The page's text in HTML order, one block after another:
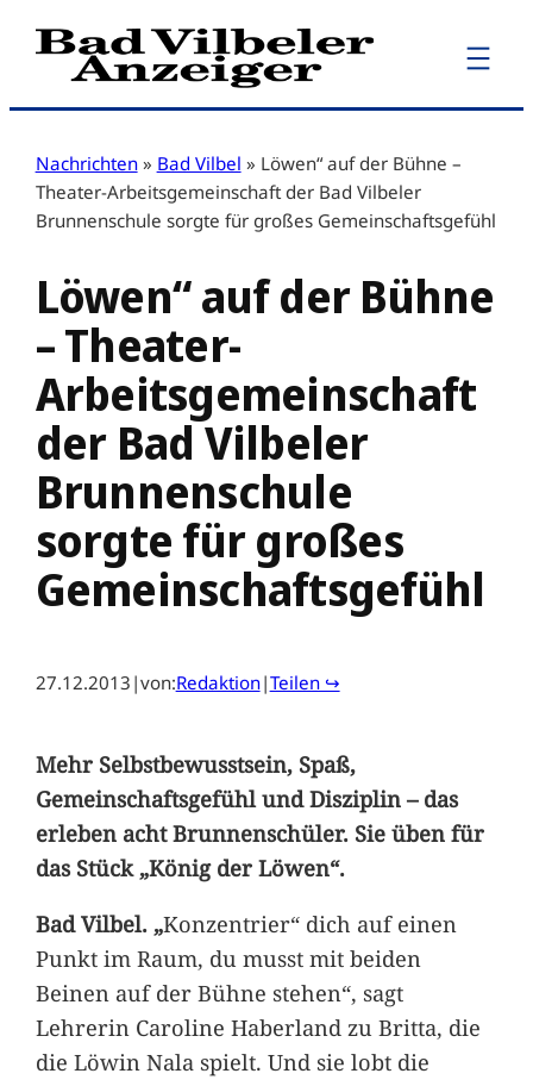
Zum
Inhalt
Nachrichten » Bad Vilbel » Löwen“ auf der Bühne –
Theater-Arbeitsgemeinschaft der Bad Vilbeler
Brunnenschule sorgte für großes Gemeinschaftsgefühl
Löwen“ auf der Bühne
– Theater-
Arbeitsgemeinschaft
der Bad Vilbeler
Brunnenschule
sorgte für großes
Gemeinschaftsgefühl
27.12.2013 |von:Redaktion|Teilen ↪
Mehr Selbstbewusstsein, Spaß,
Gemeinschaftsgefühl und Disziplin – das
erleben acht Brunnenschüler. Sie üben für
das Stück „König der Löwen“.
Bad Vilbel. „Konzentrier“ dich auf einen
Punkt im Raum, du musst mit beiden
Beinen auf der Bühne stehen“, sagt
Lehrerin Caroline Haberland zu Britta, die
die Löwin Nala spielt. Und sie lobt die